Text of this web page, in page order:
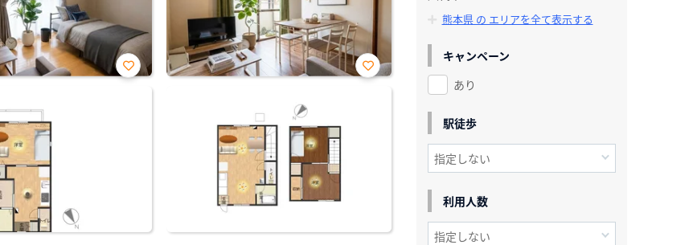
お気 お気
熊本県 の エリアを全て表示する
キャンペーン
あり
駅徒歩
利用人数